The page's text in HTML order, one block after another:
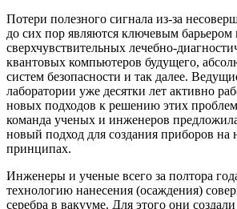
Потери полезного сигнала из-за
до сих пор являются ключевым барьером
сверхчувствительных лечебно-
квантовых компьютеров будущего,
систем безопасности и так далее.
лаборатории уже десятки лет активно
новых подходов к решению этих
команда ученых и инженеров
новый подход для создания приборов на
принципах.
Инженеры и ученые всего за полтора
технологию нанесения (осаждения)
серебра в вакууме. Для этого они